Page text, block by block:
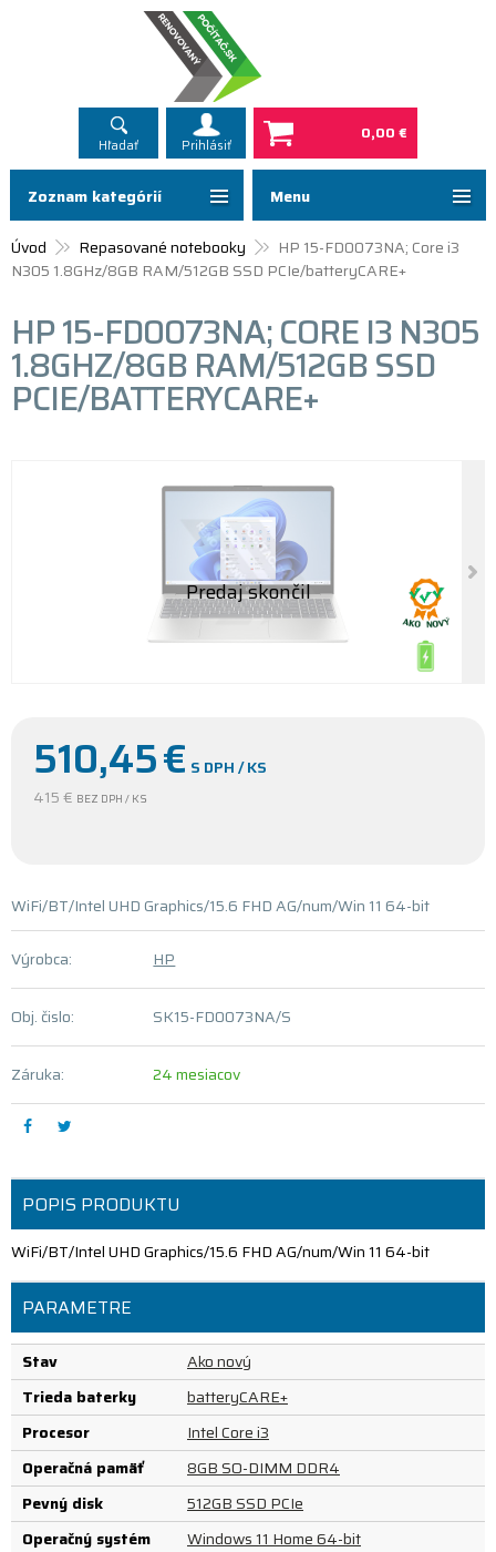
Hľadať Prihlásiť
0,00 €
Menu
Úvod Repasované notebooky
HP 15-FD0073NA; Core i3
N305 1.8GHz/8GB RAM/512GB SSD PCIe/batteryCARE+
HP 15-FD0073NA; CORE I3 N305
1.8GHZ/8GB RAM/512GB SSD
PCIE/BATTERYCARE+
510,45€ S DPH / KS
415 € BEZ DPH / KS
WiFi/BT/Intel UHD Graphics/15.6 FHD AG/num/Win 11 64-bit
Výrobca: HP
Obj. čislo: SK15-FD0073NA/S
Záruka: 24 mesiacov
POPIS PRODUKTU
WiFi/BT/Intel UHD Graphics/15.6 FHD AG/num/Win 11 64-bit
PARAMETRE
Stav
Ako nový
Trieda baterky
batteryCARE+
Procesor
Intel Core i3
Operačná pamäť
8GB SO-DIMM DDR4
Pevný disk
512GB SSD PCIe
Operačný systém
Windows 11 Home 64-bit
Zoznam kategórií